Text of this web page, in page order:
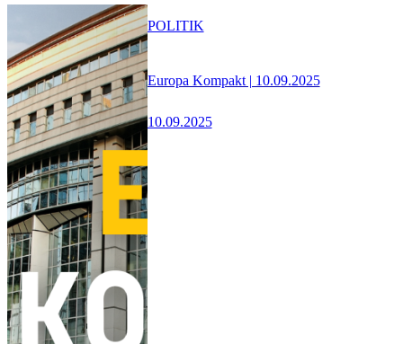
Europa Kompakt | 10.09.2025
10.09.2025
POLITIK